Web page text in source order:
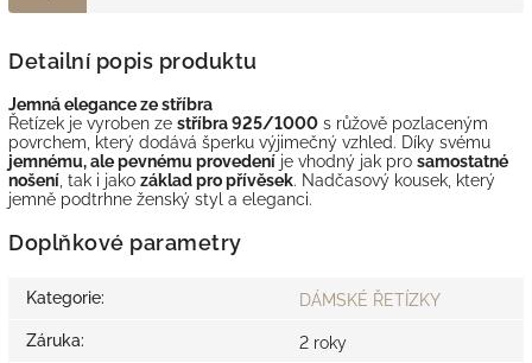
Detailní popis produktu
Jemná elegance ze stříbra
Řetízek je vyroben ze stříbra 925/1000 s růžově pozlaceným
povrchem, který dodává šperku výjimečný vzhled. Díky svému
jemnému, ale pevnému provedení je vhodný jak pro samostatné
nošení , tak i jako základ pro přívěsek. Nadčasový kousek, který
jemně podtrhne ženský styl a eleganci.
Doplňkové parametry
Kategorie: DÁMSKÉ ŘETÍZKY
Záruka: 2 roky